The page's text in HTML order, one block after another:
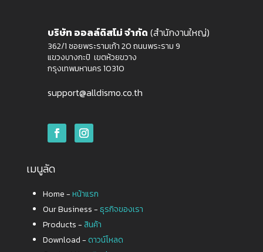
บริษัท ออลล์ดิสโม่ จำกัด (สำนักงานใหญ่)
362/1 ซอยพระรามเก้า 20 ถนนพระราม 9
แขวงบางกะปิ เขตห้วยขวาง
กรุงเทพมหานคร 10310
support@alldismo.co.th
เมนูลัด
Home -หน้าแรก
Our Business -ธุรกิจของเรา
Products - สินค้า
Download - ดาวน์โหลด